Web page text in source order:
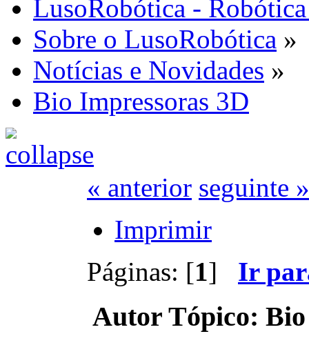
LusoRobótica -
Sobre o LusoRobótica »
Notícias e Novidades »
Bio Impressoras 3D
« anterior seguinte »
Imprimir
Páginas: [1] Ir
Autor Tópico: